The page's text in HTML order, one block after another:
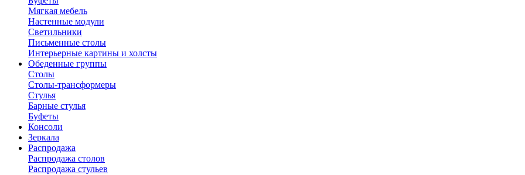
Мягкая мебель
Настенные модули
Светильники
Письменные столы
Интерьерные картины и холсты
Обеденные группы
Столы
Столы-трансформеры
Стулья
Барные стулья
Буфеты
Консоли
Зеркала
Распродажа
Распродажа столов
Распродажа стульев